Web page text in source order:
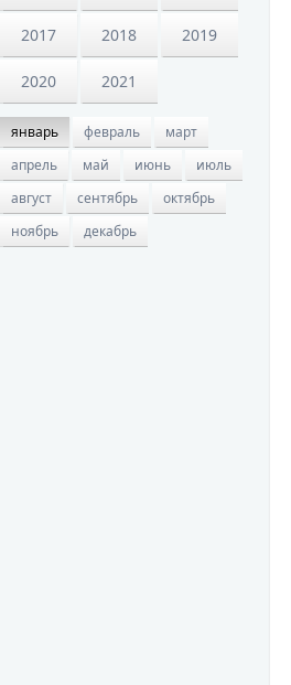
2017 2018 2019
2020 2021
январь февраль
март
апрель
май июнь
июль
август
сентябрь
октябрь
ноябрь
декабрь